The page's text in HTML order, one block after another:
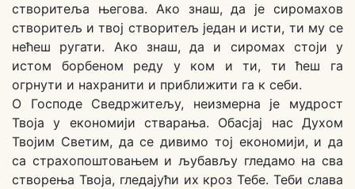
створитеља његова. Ако знаш, да је сиромахов
створитељ и твој створитељ један и исти, ти му се
нећеш ругати. Ако знаш, да и сиромах стоји у
истом борбеном реду у ком и ти, ти ћеш га
огрнути и нахранити и приближити га к себи.
О Господе Сведржитељу, неизмерна је мудрост
Твоја у економији стварања. Обасјај нас Духом
Твојим Светим, да се дивимо тој економији, и да
са страхопоштовањем и љубављу гледамо на сва
створења Твоја, гледајући их кроз Тебе. Теби слава